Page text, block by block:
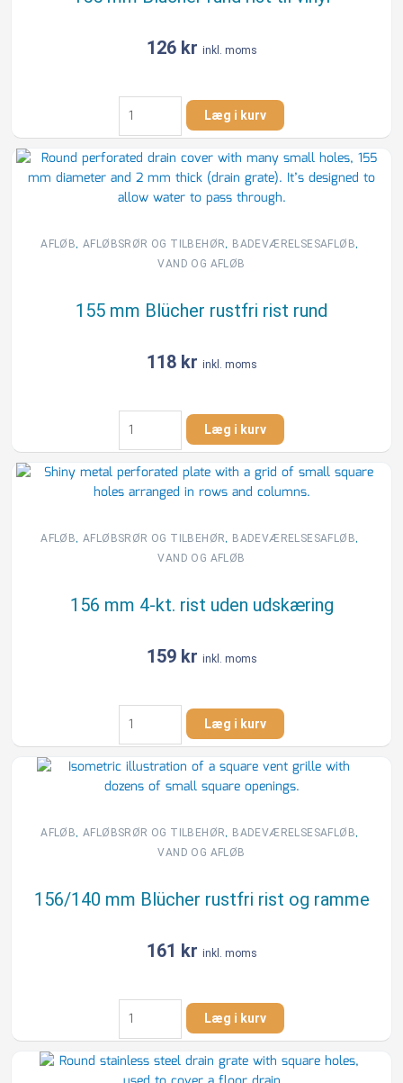
126 kr inkl. moms
155
mm
Blücher
rund
rist
til
antal
Læg i kurv
AFLØB, AFLØBSRØR OG TILBEHØR, BADEVÆRELSESAFLØB,
VAND OG AFLØB
155 mm Blücher rustfri rist rund
118 kr inkl. moms
155
mm
Blücher
rustfri
rist
antal
Læg i kurv
AFLØB, AFLØBSRØR OG TILBEHØR, BADEVÆRELSESAFLØB,
VAND OG AFLØB
156 mm 4-kt. rist uden udskæring
159 kr inkl. moms
156
mm
4-
kt.
rist
udskæring
Læg i kurv
AFLØB, AFLØBSRØR OG TILBEHØR, BADEVÆRELSESAFLØB,
VAND OG AFLØB
156/140 mm Blücher rustfri rist og ramme
161 kr inkl. moms
156/140
mm
Blücher
rustfri
Læg i kurv